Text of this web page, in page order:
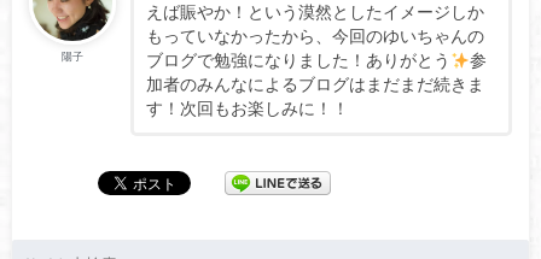
陽子
えば賑やか！という漠然としたイメージしか
もっていなかったから、今回のゆいちゃんの
ブログで勉強になりました！ありがとう
参
加者のみんなによるブログはまだまだ続きま
す！次回もお楽しみに！！